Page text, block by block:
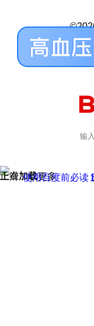
正在加载
上滑加载更多
使用百度前必读